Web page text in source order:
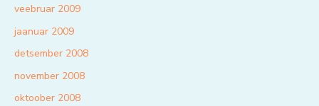
veebruar 2009
jaanuar 2009
detsember 2008
november 2008
oktoober 2008